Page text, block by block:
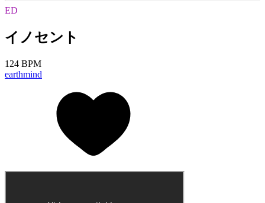
ED
イノセント
124 BPM
earthmind